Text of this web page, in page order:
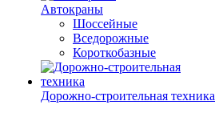
Автокраны
Шоссейные
Вседорожные
Короткобазные
Дорожно-строительная техника